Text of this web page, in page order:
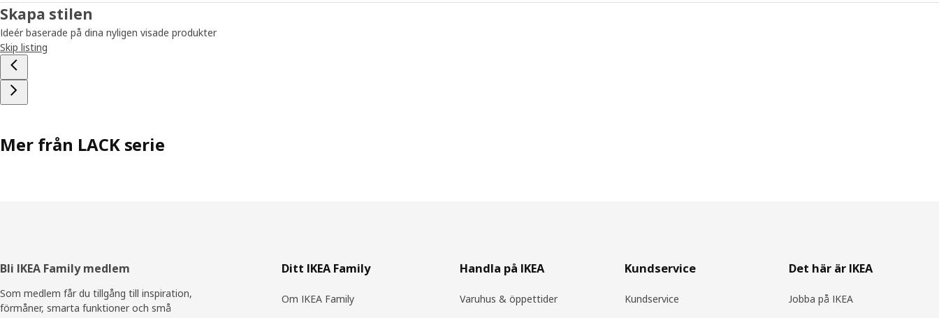
Skapa stilen
Ideér baserade på dina nyligen visade produkter
Skip listing
Mer från LACK serie
Sidfot
Bli IKEA Family medlem
Som medlem får du tillgång till inspiration,
förmåner, smarta funktioner och små
Ditt IKEA Family
Om IKEA Family
Handla på IKEA
Varuhus & öppettider
Kundservice
Kundservice
Det här är IKEA
Jobba på IKEA